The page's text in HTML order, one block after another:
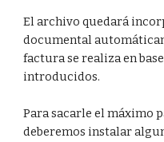
El archivo quedará
documental
factura se realiza en
introducidos.
Para sacarle el máximo
deberemos instalar